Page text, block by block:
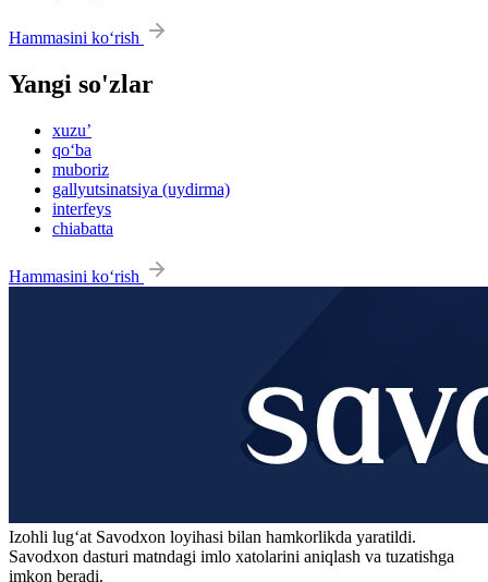
Hammasini ko‘rish
Yangi so'zlar
xuzu’
qo‘ba
muboriz
gallyutsinatsiya (uydirma)
interfeys
chiabatta
Hammasini ko‘rish
Izohli lugʻat Savodxon loyihasi bilan hamkorlikda yaratildi.
Savodxon dasturi matndagi imlo xatolarini aniqlash va tuzatishga
imkon beradi.